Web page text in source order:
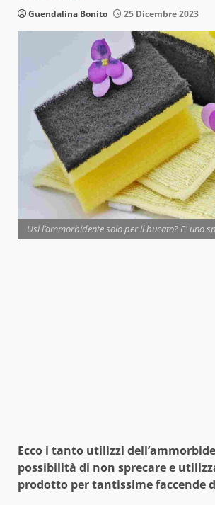
Guendalina Bonito 25 Dicembre 2023
Usi l’ammorbidente solo per il bucato? E' uno
Ecco i tanto utilizzi
possibilità di non sprecare e
prodotto per tantissime faccende